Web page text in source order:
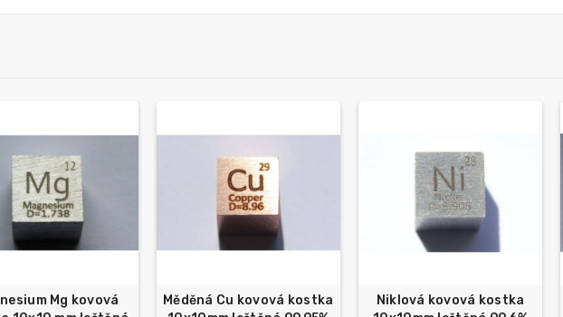
Mg kovová
Měděná Cu kovová kostka
Niklová kovová kostka